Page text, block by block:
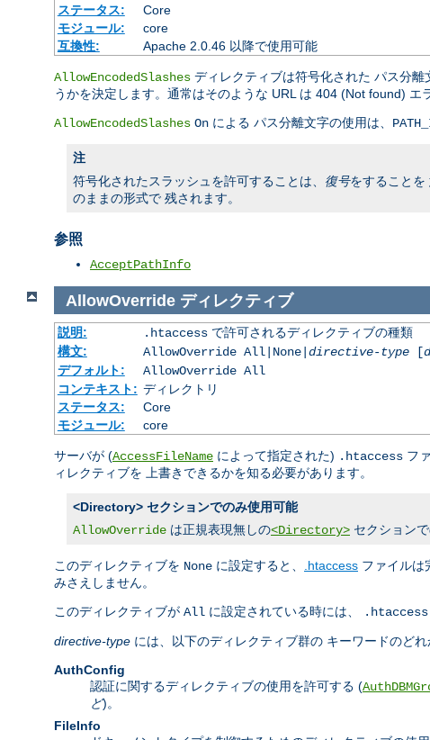
ステータス:
Core
モジュール:
core
互換性:
Apache 2.0.46 以降で使用可能
AllowEncodedSlashes ディレクティブは符号化された パス分離
うかを決定します。通常はそのような URL は 404 (Not found) エ
AllowEncodedSlashes On による パス分離文字の使用は、
注
符号化されたスラッシュを許可することは、 復号をすることを
のままの形式で 残されます。
参照
AcceptPathInfo
AllowOverride ディレクティブ
説明: .htaccessで許可されるディレクティブの種類
構文:
AllowOverride All|None| directive-type[
デフォルト:
AllowOverride All
コンテキスト: ディレクトリ
ステータス:
Core
モジュール:
core
サーバが (AccessFileName によって指定された) .htaccess フ
ィレクティブを 上書きできるかを知る必要があります。
<Directory> セクションでのみ使用可能
AllowOverride は正規表現無しの<Directory> セクションで
このディレクティブを None に設定すると、 .htaccess ファイルは
みさえしません。
このディレクティブが All に設定されている時には、 .htaccess
directive-type には、以下のディレクティブ群の キーワードのどれ
AuthConfig
認証に関するディレクティブの使用を許可する (
ど)。
FileInfo